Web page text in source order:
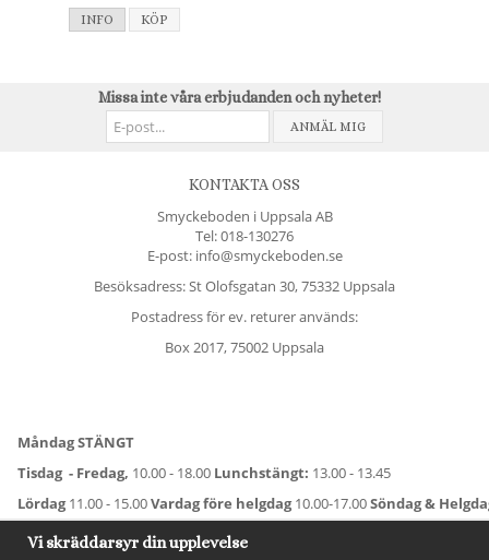
INFO KÖP
Missa inte våra erbjudanden och nyheter!
ANMÄL MIG
KONTAKTA OSS
Smyckeboden i Uppsala AB
Tel:018-130276
E-post: info@smyckeboden.se
Besöksadress: St Olofsgatan 30, 75332 Uppsala
Postadress för ev. returer används:
Box 2017, 75002 Uppsala
Måndag STÄNGT
Tisdag - Fredag, 10.00 - 18.00 Lunchstängt: 13.00 - 13.45
Lördag11.00 - 15.00Vardag före helgdag10.00-17.00Söndag &
För avvikande öppettider:
Titta här
Vi skräddarsyr din upplevelse